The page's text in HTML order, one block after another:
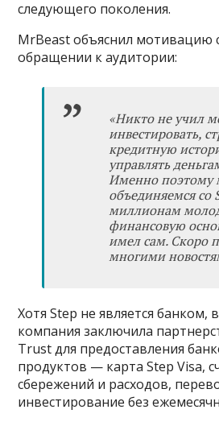
следующего поколения.
MrBeast объяснил мотивацию
обращении к аудитории:
«Никто не учил
инвестировать,
кредитную
управлять
Именно поэтому
объединяемся со
миллионам
финансовую
имел сам. Скоро
многими
Хотя Step не является банком,
компания заключила
Trust для предоставления
продуктов — карта Step Visa,
сбережений и расходов,
инвестирование без